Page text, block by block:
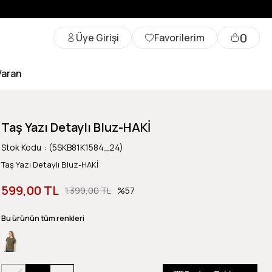
Üye Girişi Favorilerim 0
Taş Yazı Detaylı Bluz-HAKİ
Stok Kodu (5SKB81K1584_24)
Taş Yazı Detaylı Bluz-HAKİ
1.399,00 TL
599,00 TL 57
Bu ürünün tüm renkleri